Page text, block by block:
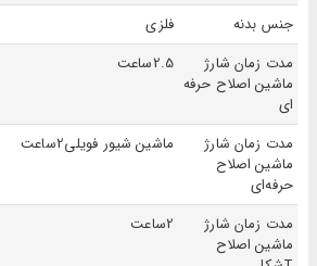
جنس بدنه
فلزی
مدت زمان شارژ
ماشین اصلاح حرفه
ای
2.5ساعت
مدت زمان شارژ
ماشین اصلاح
حرفه‌ای
ماشین شیور فویلی2ساعت
مدت زمان شارژ
ماشین اصلاح
2ساعت